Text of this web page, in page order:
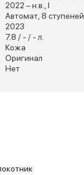
2022 – н.в., I
Автомат, 8 ступеней
2023
7.8 / - / - л.
Кожа
Оригинал
Нет